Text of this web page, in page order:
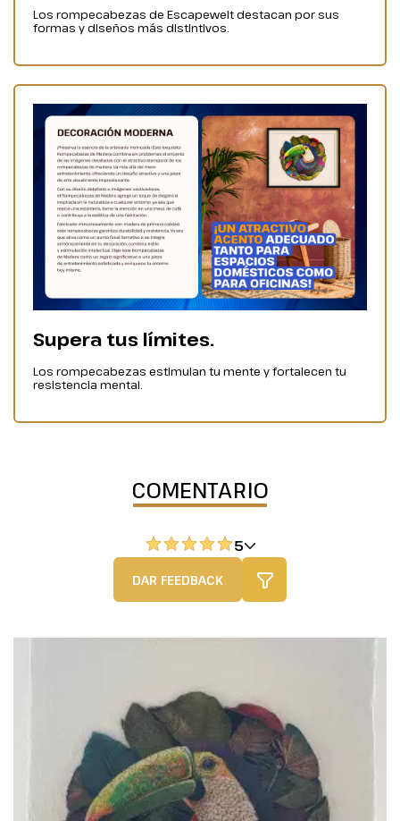
Los rompecabezas de Escapewelt destacan por sus
formas y diseños más distintivos.
Supera tus límites.
Los rompecabezas estimulan tu mente y fortalecen tu
resistencia mental.
COMENTARIO
5
DAR FEEDBACK